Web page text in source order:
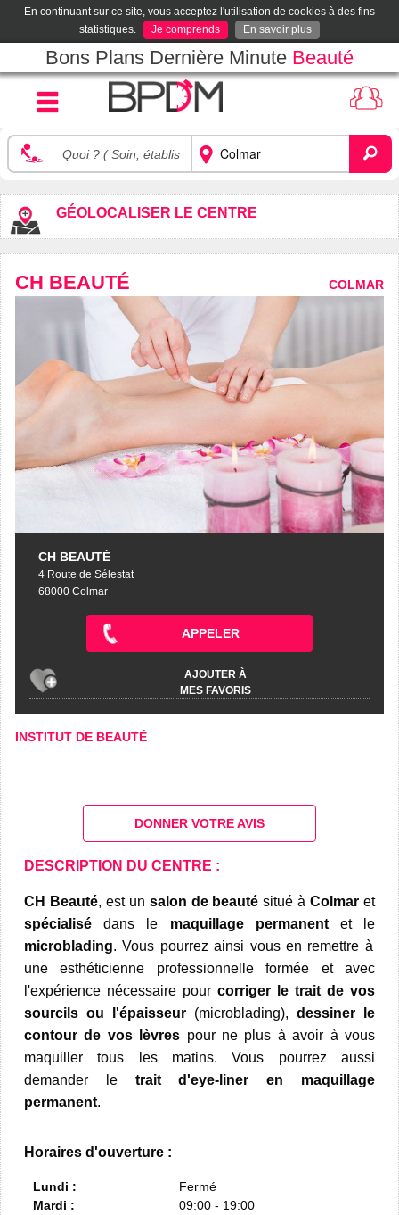
En continuant sur ce site, vous acceptez l'utilisation de cookies à des fins
statistiques.
Je comprends En savoir plus
Bons Plans Dernière Minute Beauté
GÉOLOCALISER LE CENTRE
CH BEAUTÉ COLMAR
CH BEAUTÉ
4 Route de Sélestat
68000 Colmar
APPELER
AJOUTER À
MES FAVORIS
INSTITUT DE BEAUTÉ
DONNER VOTRE AVIS
DESCRIPTION DU CENTRE :
CH Beauté, est un salon de beauté situé àColmar et
spécialisé dans le maquillage permanent et le
microblading. Vous pourrez ainsi vous en remettre à
une esthéticienne professionnelle formée et avec
l'expérience nécessaire pour corriger le trait de vos
sourcils ou l'épaisseur (microblading), dessiner le
contour de vos lèvres pour ne plus à avoir à vous
maquiller tous les matins. Vous pourrez aussi
demander le trait d'eye-liner en maquillage
permanent.
Horaires d'ouverture :
Lundi :
Fermé
Mardi :
09:00 - 19:00